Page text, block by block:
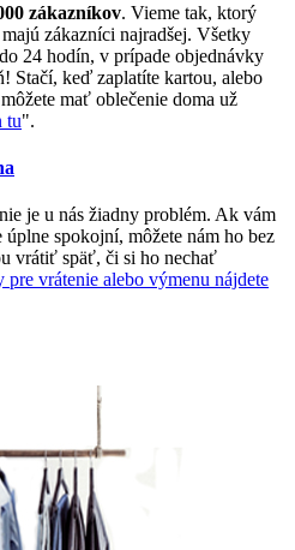
zákazníkov. Vieme tak, ktorý
zákazníci najradšej. Všetky
24 hodín, v prípade objednávky
Stačí, keď zaplatíte kartou, alebo
mať oblečenie doma už
tu".
je u nás žiadny problém. Ak vám
úplne spokojní, môžete nám ho bez
vrátiť späť, či si ho nechať
pre vrátenie alebo výmenu nájdete